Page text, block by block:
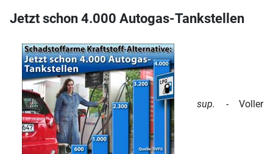
Jetzt schon 4.000 Autogas-Tankstellen
sup. - Voller